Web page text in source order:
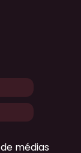
médias